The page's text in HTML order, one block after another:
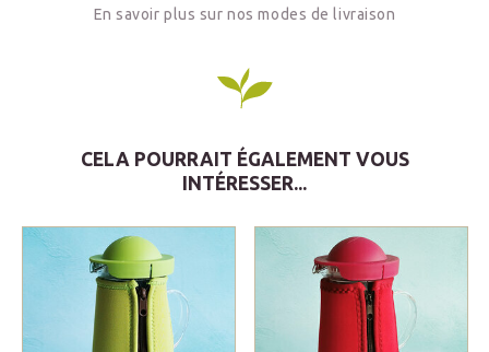
En savoir plus sur nos modes de livraison
CELA POURRAIT ÉGALEMENT VOUS
INTÉRESSER...